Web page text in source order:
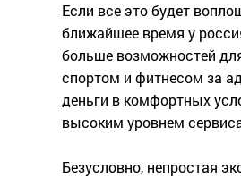
Если все это будет
ближайшее время у
больше возможностей
спортом и фитнесом за
деньги в комфортных
высоким уровнем
Безусловно, непростая